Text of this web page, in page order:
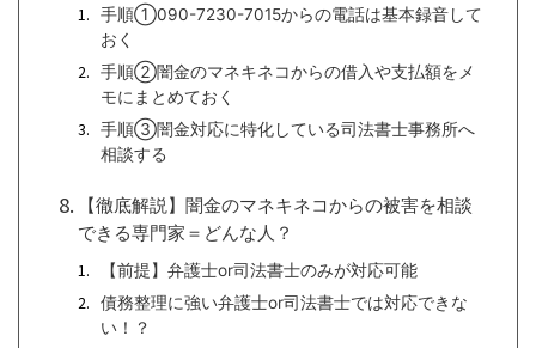
手順①090-7230-7015からの電話は基本録音して
おく
手順②闇金のマネキネコからの借入や支払額をメ
モにまとめておく
手順③闇金対応に特化している司法書士事務所へ
相談する
【徹底解説】闇金のマネキネコからの被害を相談
できる専門家＝どんな人？
【前提】弁護士or司法書士のみが対応可能
債務整理に強い弁護士or司法書士では対応できな
い！？